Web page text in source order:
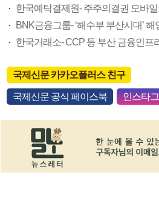
국제신문 카카오플러스 친구
국제신문 공식 페이스북 인스타